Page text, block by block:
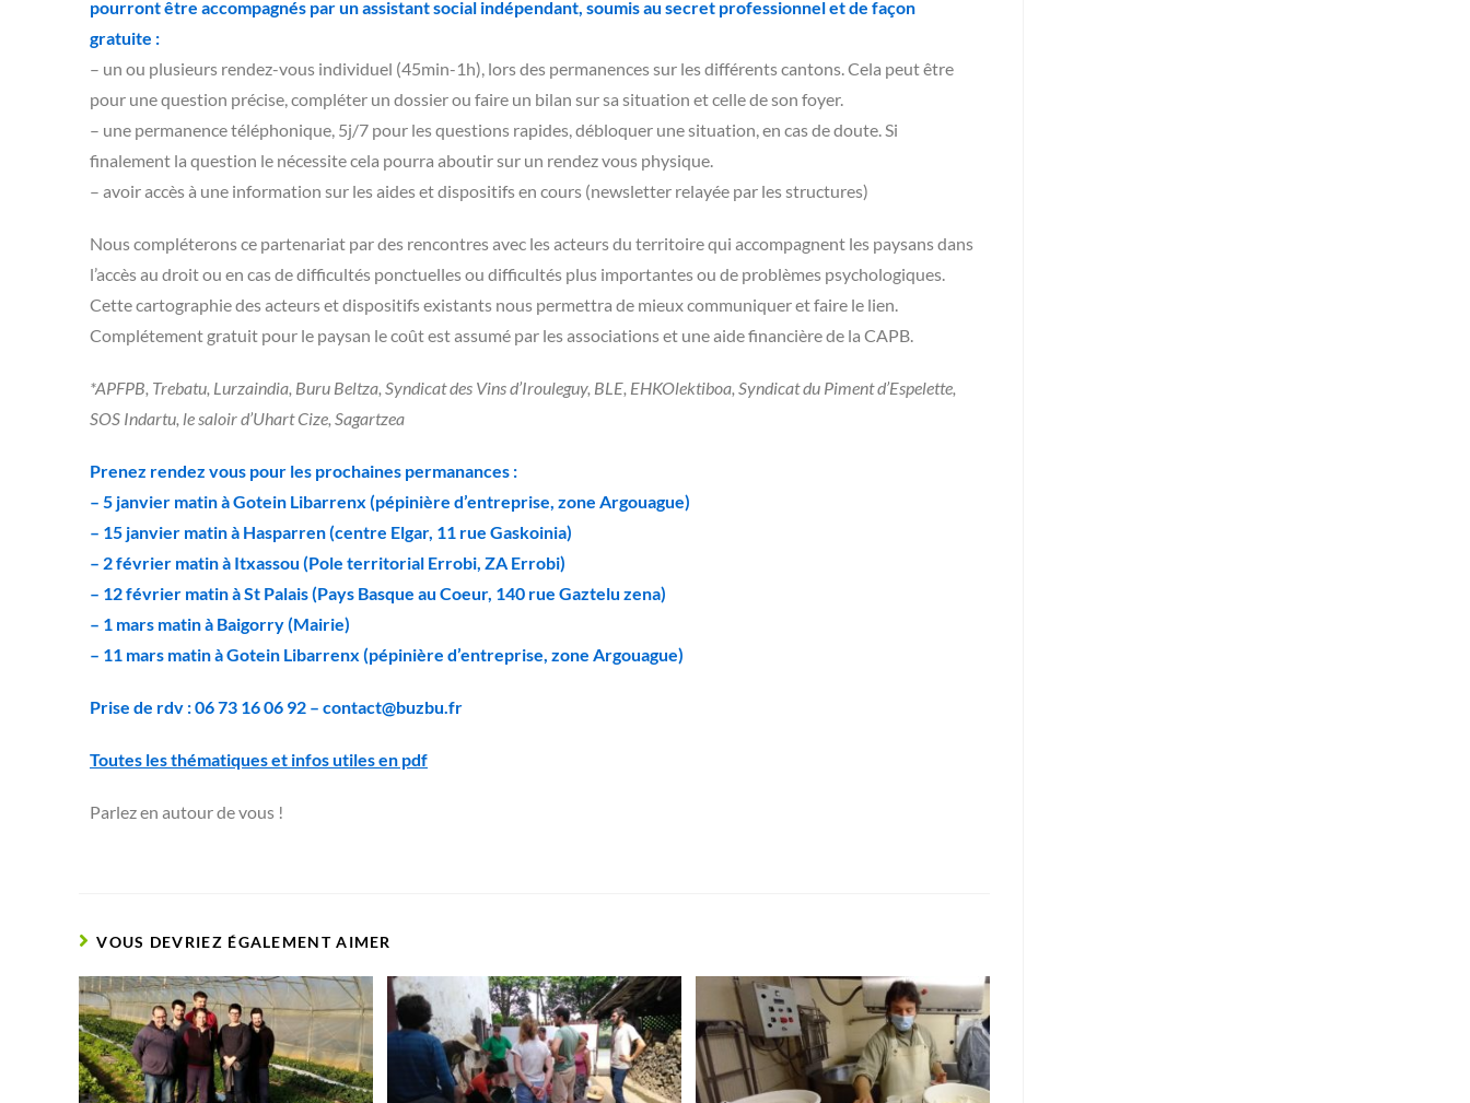
pourront être accompagnés par un assistant social indépendant, soumis au secret professionnel et de façon
gratuite :
– un ou plusieurs rendez-vous individuel (45min-1h), lors des permanences sur les différents cantons. Cela peut être
pour une question précise, compléter un dossier ou faire un bilan sur sa situation et celle de son foyer.
– une permanence téléphonique, 5j/7 pour les questions rapides, débloquer une situation, en cas de doute. Si
finalement la question le nécessite cela pourra aboutir sur un rendez vous physique.
– avoir accès à une information sur les aides et dispositifs en cours (newsletter relayée par les structures)
Nous compléterons ce partenariat par des rencontres avec les acteurs du territoire qui accompagnent les paysans dans
l’accès au droit ou en cas de difficultés ponctuelles ou difficultés plus importantes ou de problèmes psychologiques.
Cette cartographie des acteurs et dispositifs existants nous permettra de mieux communiquer et faire le lien.
Complétement gratuit pour le paysan le coût est assumé par les associations et une aide financière de la CAPB.
*APFPB, Trebatu, Lurzaindia, Buru Beltza, Syndicat des Vins d’Irouleguy, BLE, EHKOlektiboa, Syndicat du Piment d’Espelette,
SOS Indartu, le saloir d’Uhart Cize, Sagartzea
Prenez rendez vous pour les prochaines permanances :
– 5 janvier matin à Gotein Libarrenx (pépinière d’entreprise, zone Argouague)
– 15 janvier matin à Hasparren (centre Elgar, 11 rue Gaskoinia)
– 2 février matin à Itxassou (Pole territorial Errobi, ZA Errobi)
– 12 février matin à St Palais (Pays Basque au Coeur, 140 rue Gaztelu zena)
– 1 mars matin à Baigorry (Mairie)
– 11 mars matin à Gotein Libarrenx (pépinière d’entreprise, zone Argouague)
Prise de rdv : 06 73 16 06 92 – contact@buzbu.fr
Toutes les thématiques et infos utiles en pdf
Parlez en autour de vous !
VOUS DEVRIEZ ÉGALEMENT AIMER